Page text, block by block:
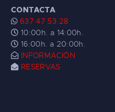
CONTACTA
637 47 53 28
10:00h. a 14:00h.
16:00h. a 20:00h.
INFORMACIÓN
RESERVAS